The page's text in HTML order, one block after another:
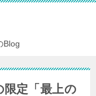
Blog
限定「最上の